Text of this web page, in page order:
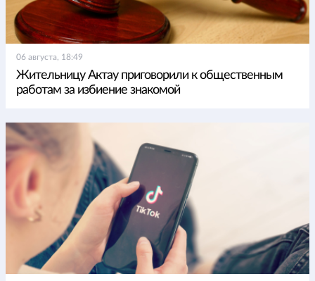
06 августа, 18:49
Жительницу Актау приговорили к общественным
работам за избиение знакомой